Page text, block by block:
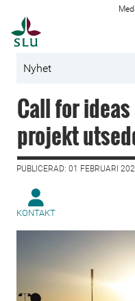
Nyhet
Call for
projekt
PUBLICERAD: 01 FEBRUARI
KONTAKT